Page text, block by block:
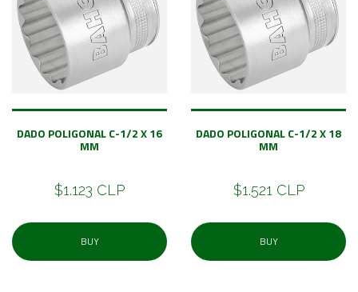
DADO POLIGONAL C-1/2 X 16
MM
$1.123 CLP
BUY
DADO POLIGONAL C-1/2 X 18
MM
$1.521 CLP
BUY